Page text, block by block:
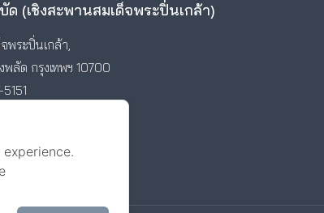
(เชิงสะพานสมเด็จพระปิ่นเกล้า)
พระปิ่นเกล้า,
พลัด กรุงเทพฯ 10700